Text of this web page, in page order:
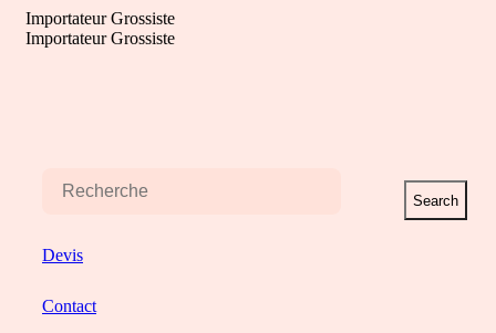
Aller
Importateur Grossiste
Importateur Grossiste
Search
Devis
Contact